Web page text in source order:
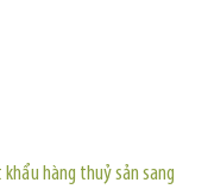
khẩu hàng thuỷ sản sang